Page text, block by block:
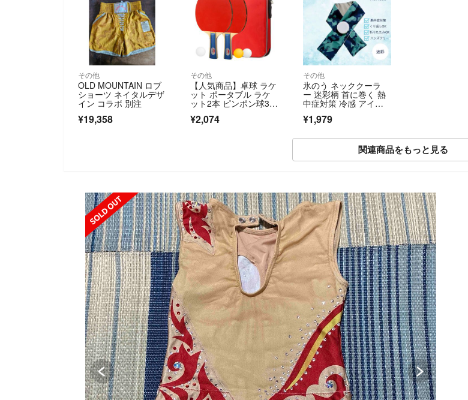
その他
OLD MOUNTAIN ロブ
ショーツ ネイタルデザ
イン コラボ 別注
¥19,358
その他
【人気商品】卓球 ラケ
ット ポータブル ラケ
ット2本 ピンポン球3
¥2,074
その他
氷のう ネッククーラ
ー 迷彩柄 首に巻く 熱
中症対策 冷感 アイス
¥1,979
関連商品をもっと見る
SOLD OUT